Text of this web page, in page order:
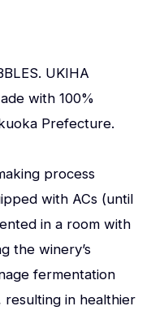
UKIHA
with 100%
Prefecture.
process
with ACs (until
in a room with
the winery’s
fermentation
in healthier